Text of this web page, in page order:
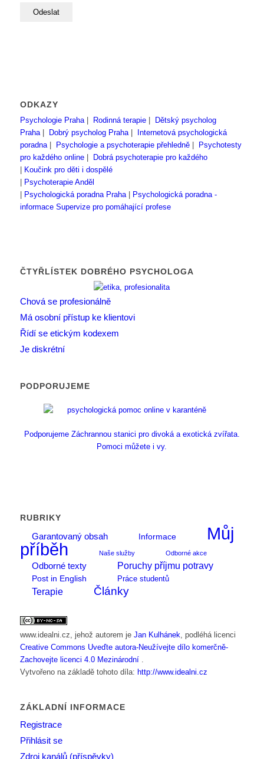
ODKAZY
Psychologie Praha| Rodinná terapie|
Dětský psycholog
Praha| Dobrý psycholog Praha|
Internetová psychologická
poradna| Psychologie a psychoterapie přehledně|
Psychotesty
pro každého online|
Dobrá psychoterapie pro každého
Koučink pro děti i dospělé
Psychoterapie Anděl
Psychologická poradna Praha|
Psychologická poradna -
informace Supervize pro pomáhající profese
ČTYŘLÍSTEK DOBRÉHO PSYCHOLOGA
Chová se profesionálně
Má osobní přístup ke klientovi
Řídí se etickým kodexem
Je diskrétní
PODPORUJEME
Podporujeme Záchrannou stanici pro divoká a exotická zvířata.
Pomoci můžete i vy.
RUBRIKY
Garantovaný obsah
Informace
Můj
příběh
Naše služby Odborné akce
Odborné texty Poruchy příjmu potravy
Post in English Práce studentů
Terapie Články
www.idealni.cz , jehož autorem je Jan Kulhánek , podléhá licenci
Creative Commons Uveďte autora-Neužívejte dílo komerčně-
Zachovejte licenci 4.0 Mezinárodní
Vytvořeno na základě tohoto díla: http://www.idealni.cz
ZÁKLADNÍ INFORMACE
Registrace
Přihlásit se
Zdroj kanálů (příspěvky)